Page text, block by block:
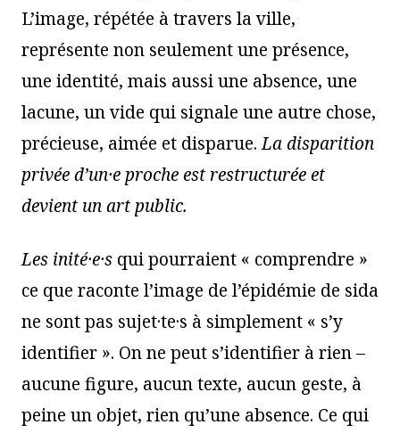
L’image, répétée à travers la ville,
représente non seulement une présence,
une identité, mais aussi une absence, une
lacune, un vide qui signale une autre chose,
précieuse, aimée et disparue.La disparition
privée d’un·e proche est restructurée et
devient un art public.
Les inité·e·s qui pourraient « comprendre »
ce que raconte l’image de l’épidémie de sida
ne sont pas sujet·te·s à simplement « s’y
identifier ». On ne peut s’identifier à rien –
aucune figure, aucun texte, aucun geste, à
peine un objet, rien qu’une absence. Ce qui